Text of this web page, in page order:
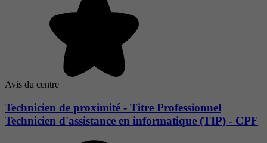
Avis du centre
Technicien de proximité - Titre Professionnel
Technicien d'assistance en informatique (TIP) - CPF